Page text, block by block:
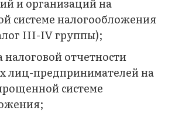
и организаций на
системе налогообложения
III-IV группы);
налоговой отчетности
лиц-предпринимателей на
системе